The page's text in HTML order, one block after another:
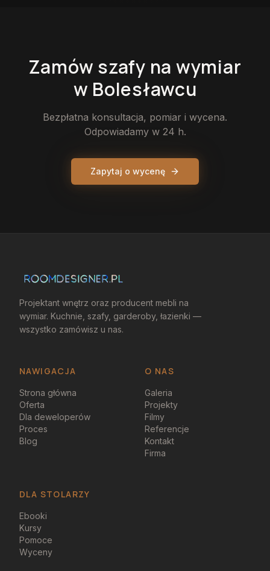
Zamów szafy na wymiar
w Bolesławcu
Bezpłatna konsultacja, pomiar i wycena.
Odpowiadamy w 24 h.
Zapytaj o wycenę
Projektant wnętrz oraz producent mebli na
wymiar. Kuchnie, szafy, garderoby, łazienki —
wszystko zamówisz u nas.
NAWIGACJA O NAS
Strona główna
Oferta
Dla deweloperów
Proces
Blog
Galeria
Projekty
Filmy
Referencje
Kontakt
Firma
DLA STOLARZY
Ebooki
Kursy
Pomoce
Wyceny